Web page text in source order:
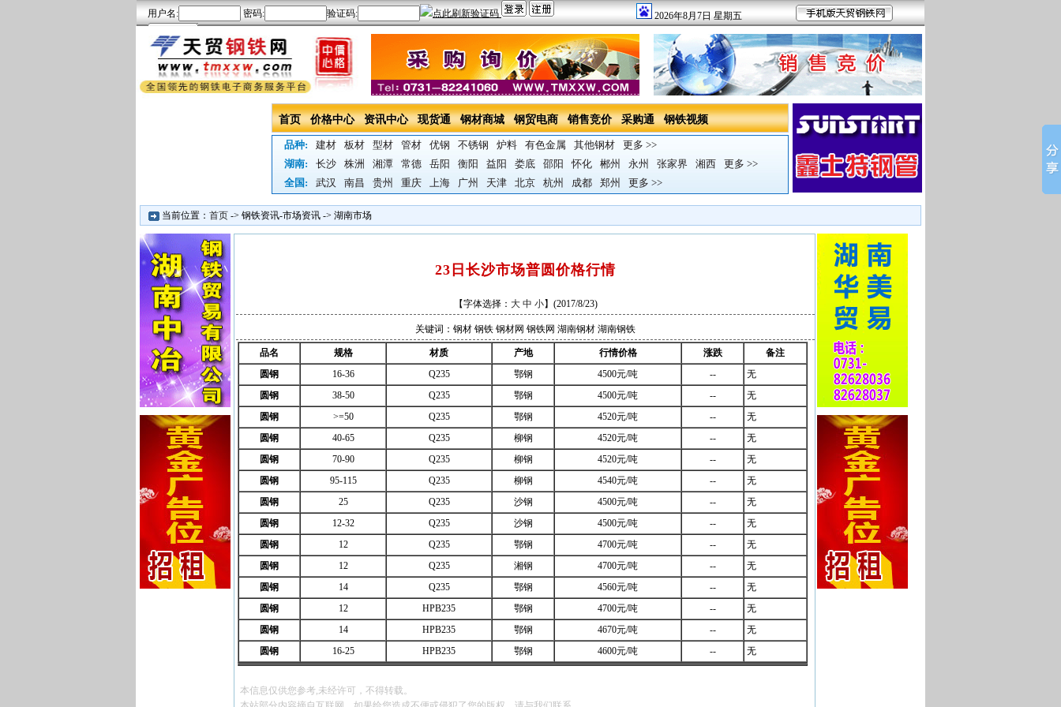
2026年8月7日 星期五
首页 价格中心 资讯中心 现货通 钢材商城 钢贸电商 销售竞价 采购通 钢铁视频
品种: 建材 板材 型材 管材 优钢 不锈钢 炉料 有色金属 其他钢材
更多 >>
湖南:
长沙 株洲 湘潭 常德 岳阳 衡阳 益阳 娄底 邵阳 怀化 郴州 永州 张家界 湘西
更多 >>
全国:
武汉 南昌 贵州 重庆 上海 广州 天津 北京 杭州 成都 郑州 更多 >>
当前位置： 首页 -> 钢铁资讯-市场资讯 -> 湖南市场
23日长沙市场普圆价格行情
【字体选择： 大 中 小】(2017/8/23)
关键词：钢材 钢铁 钢材网 钢铁网 湖南钢材 湖南钢铁
品名 规格 材质 产地 行情价格 涨跌
备注
圆钢
16-36 Q235 鄂钢 4500元/吨 --
无
圆钢
38-50 Q235 鄂钢 4500元/吨 --
无
圆钢
>=50 Q235 鄂钢 4520元/吨 --
无
圆钢
40-65 Q235 柳钢 4520元/吨 --
无
圆钢
70-90 Q235 柳钢 4520元/吨 --
无
圆钢
95-115 Q235 柳钢 4540元/吨 --
无
圆钢
25 Q235 沙钢 4500元/吨 --
无
圆钢
12-32 Q235 沙钢 4500元/吨 --
无
圆钢
12 Q235 鄂钢 4700元/吨 --
无
圆钢
12 Q235 湘钢 4700元/吨 --
无
圆钢
14 Q235 鄂钢 4560元/吨 --
无
圆钢
12 HPB235 鄂钢 4700元/吨 --
无
圆钢
14 HPB235 鄂钢 4670元/吨 --
无
圆钢
16-25 HPB235 鄂钢 4600元/吨 -- 无
本信息仅供您参考,未经许可，不得转载。